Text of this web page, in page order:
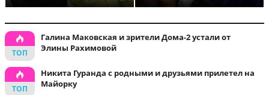
Галина Маковская и зрители Дома-2 устали от
Элины Рахимовой
Никита Гуранда с родными и друзьями прилетел на
Майорку